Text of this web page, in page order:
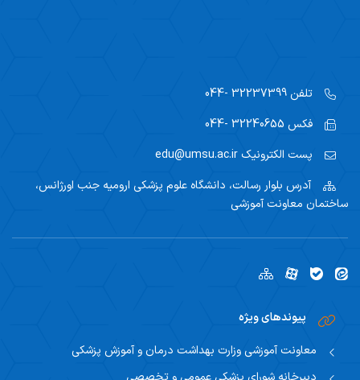
تلفن
فکس
پست الکترونیک
آدرس بلوار رسالت، دانشگاه علوم پزشکی ارومیه جنب اورژانس،
ساختمان معاونت آموزشی
پیوندهای ویژه
معاونت آموزشی وزارت بهداشت درمان و آموزش پزشکی